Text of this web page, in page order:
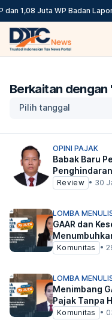
1,08 Juta WP Badan Lapor
Berkaitan dengan
Pilih tanggal
OPINI PAJAK
Babak Baru
Review • 30
LOMBA
GAAR dan
Komunitas •
LOMBA
Menimbang
Pajak Tanpa
Komunitas •